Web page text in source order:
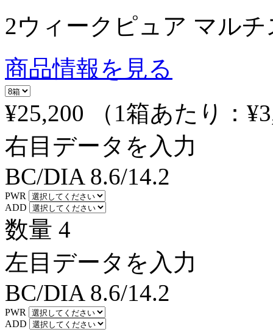
2ウィークピュア マル
商品情報を見る
¥25,200
（1箱あたり：
右目データを入力
BC/DIA 8.6/14.2
PWR
ADD
数量 4
左目データを入力
BC/DIA 8.6/14.2
PWR
ADD